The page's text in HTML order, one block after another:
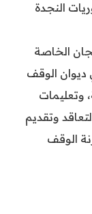
ودوريات النجدة
الخاصة
ديوان الوقف
وتعليمات
وتقديم
الوقف